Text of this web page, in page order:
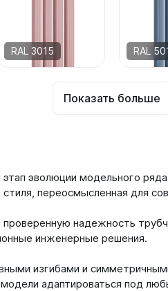
RAL 3015 RAL
Показать больше
эволюции модельного ряда
переосмысленная для
надежность
инженерные решения.
изгибами и
адаптироваться под